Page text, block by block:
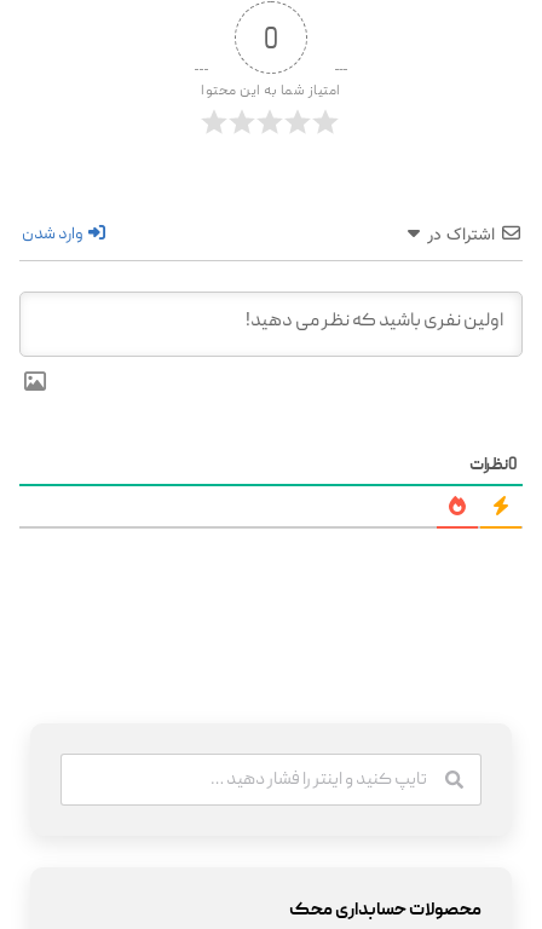
0
امتیاز شما به این محتوا
اشتراک در وارد شدن
0نظرات
محصولات حسابداری محک